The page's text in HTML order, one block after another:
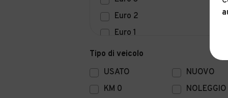
Euro 2
Euro 1
Euro 0
Tipo di veicolo
USATO
NUOVO
KM 0
NOLEGGIO